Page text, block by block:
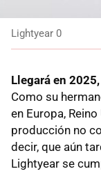
Lightyear 0
Llegará en
Como su
en Europa,
producción no
decir, que aún
Lightyear se